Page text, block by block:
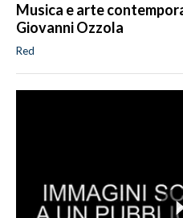
Musica e arte
Giovanni Ozzola
Red